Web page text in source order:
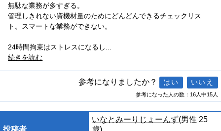
無駄な業務が多すぎる。
管理しきれない資機材量のためにどんどんできるチェックリス
ト。スマートな業務ができない。
24時間拘束はストレスになるし
続きを読む
参考になりましたか？
参考になった人の数：16人中15人
いなとみーりじょーんず(男性 25